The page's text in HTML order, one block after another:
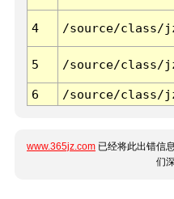
4 /source/class/
5 /source/class/
6 /source/class/
www.365jz.com 已经将此出错信
们